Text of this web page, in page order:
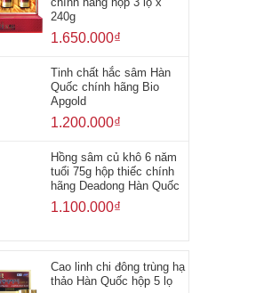
240g
1.650.000₫
Tinh chất hắc sâm Hàn
Quốc chính hãng Bio
Apgold
1.200.000₫
Hồng sâm củ khô 6 năm
tuổi 75g hộp thiếc chính
hãng Deadong Hàn Quốc
1.100.000₫
Cao linh chi đông trùng hạ
thảo Hàn Quốc hộp 5 lọ